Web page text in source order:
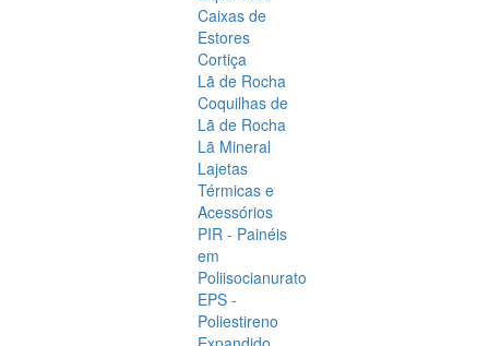
Caixas de
Estores
Cortiça
Lã de Rocha
Coquilhas de
Lã de Rocha
Lã Mineral
Lajetas
Térmicas e
Acessórios
PIR - Painéis
em
Poliisocianurato
EPS -
Poliestireno